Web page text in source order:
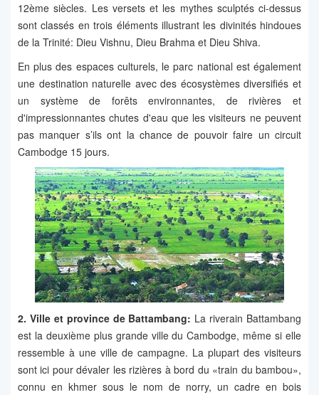
12ème siècles. Les versets et les mythes sculptés ci-dessus
sont classés en trois éléments illustrant les divinités hindoues
de la Trinité: Dieu Vishnu, Dieu Brahma et Dieu Shiva.
En plus des espaces culturels, le parc national est également
une destination naturelle avec des écosystèmes diversifiés et
un système de forêts environnantes, de rivières et
d'impressionnantes chutes d'eau que les visiteurs ne peuvent
pas manquer s’ils ont la chance de pouvoir faire un circuit
Cambodge 15 jours.
2. Ville et province de Battambang: La riverain Battambang
est la deuxième plus grande ville du Cambodge, même si elle
ressemble à une ville de campagne. La plupart des visiteurs
sont ici pour dévaler les rizières à bord du «train du bambou»,
connu en khmer sous le nom de norry, un cadre en bois